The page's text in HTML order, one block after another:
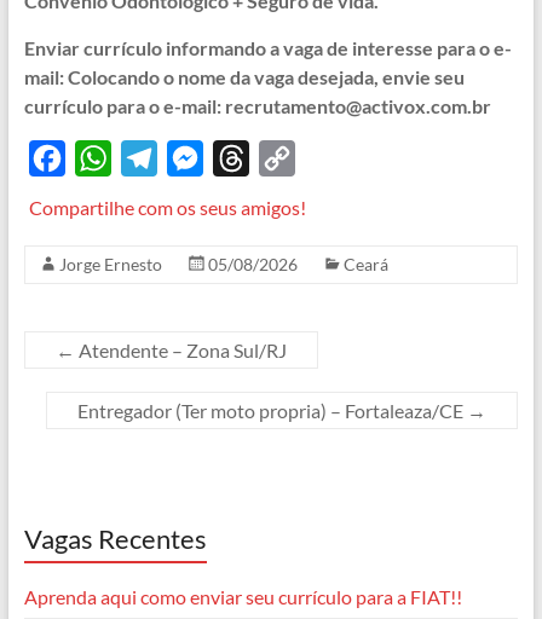
Enviar currículo informando a vaga de interesse para o e-
mail: Colocando o nome da vaga desejada, envie seu
currículo para o e-mail: recrutamento@activox.com.br
e
W
t
p
e
m
M
s
e
e
d
y
k
Compartilhe com os seus amigos!
Jorge Ernesto 05/08/2026 Ceará
← Atendente – Zona Sul/RJ
Entregador (Ter moto propria) – Fortaleaza/CE →
Vagas Recentes
Aprenda aqui como enviar seu currículo para a FIAT!!